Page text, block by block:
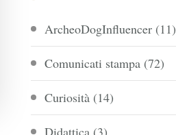
ArcheoDogInfluencer (11)
Comunicati stampa (72)
Curiosità (14)